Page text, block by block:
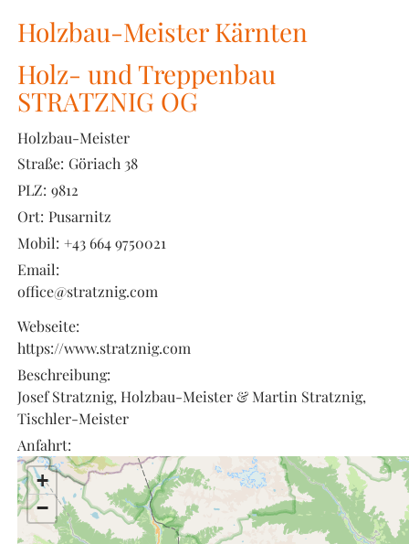
Holzbau-Meister Kärnten
Holz- und Treppenbau
STRATZNIG OG
Holzbau-Meister
Straße: Göriach 38
PLZ: 9812
Ort: Pusarnitz
Mobil: +43 664 9750021
Email:
office@stratznig.com
Webseite:
https://www.stratznig.com
Beschreibung:
Josef Stratznig, Holzbau-Meister & Martin Stratznig,
Tischler-Meister
Anfahrt:
+
−